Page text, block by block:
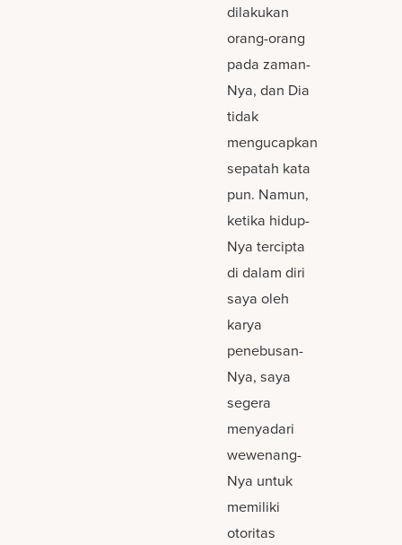
dilakukan
orang-orang
pada zaman-
Nya, dan Dia
tidak
mengucapkan
sepatah kata
pun. Namun,
ketika hidup-
Nya tercipta
di dalam diri
saya oleh
karya
penebusan-
Nya, saya
segera
menyadari
wewenang-
Nya untuk
memiliki
otoritas